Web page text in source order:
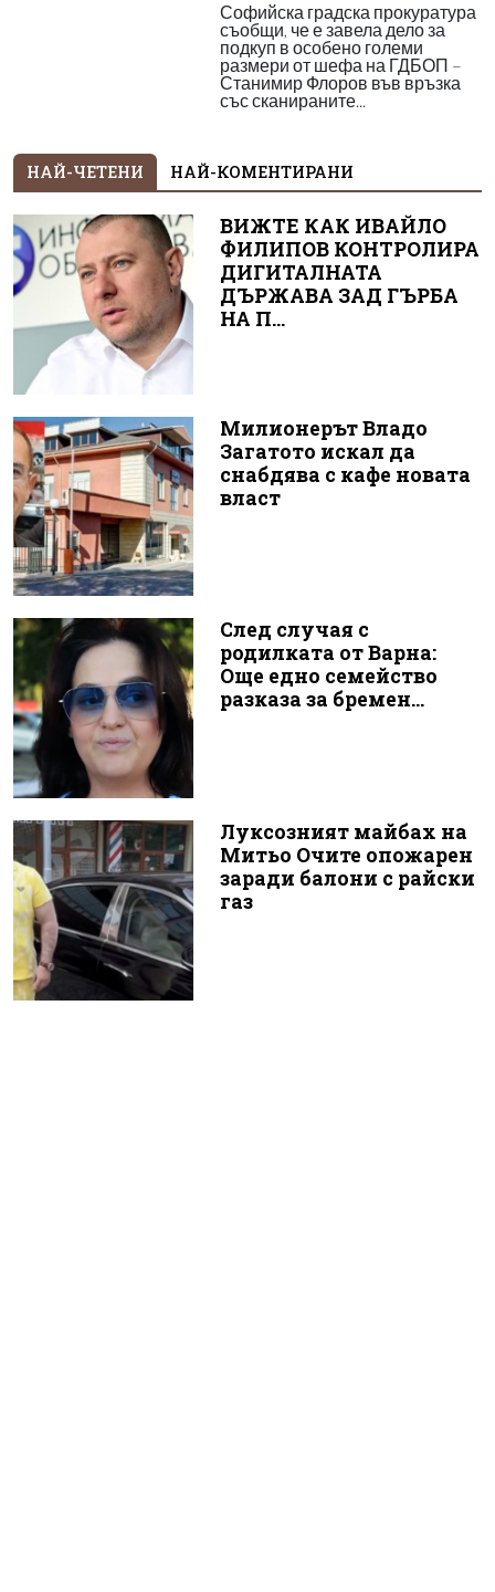
Софийска градска прокуратура
съобщи, че е завела дело за
подкуп в особено големи
размери от шефа на ГДБОП –
Станимир Флоров във връзка
със сканираните...
НАЙ-ЧЕТЕНИ НАЙ-КОМЕНТИРАНИ
ВИЖТЕ КАК ИВАЙЛО
ФИЛИПОВ КОНТРОЛИРА
ДИГИТАЛНАТА
ДЪРЖАВА ЗАД ГЪРБА
НА П...
Милионерът Владо
Загатото искал да
снабдява с кафе новата
власт
След случая с
родилката от Варна:
Още едно семейство
разказа за бремен...
Луксозният майбах на
Митьо Очите опожарен
заради балони с райски
газ